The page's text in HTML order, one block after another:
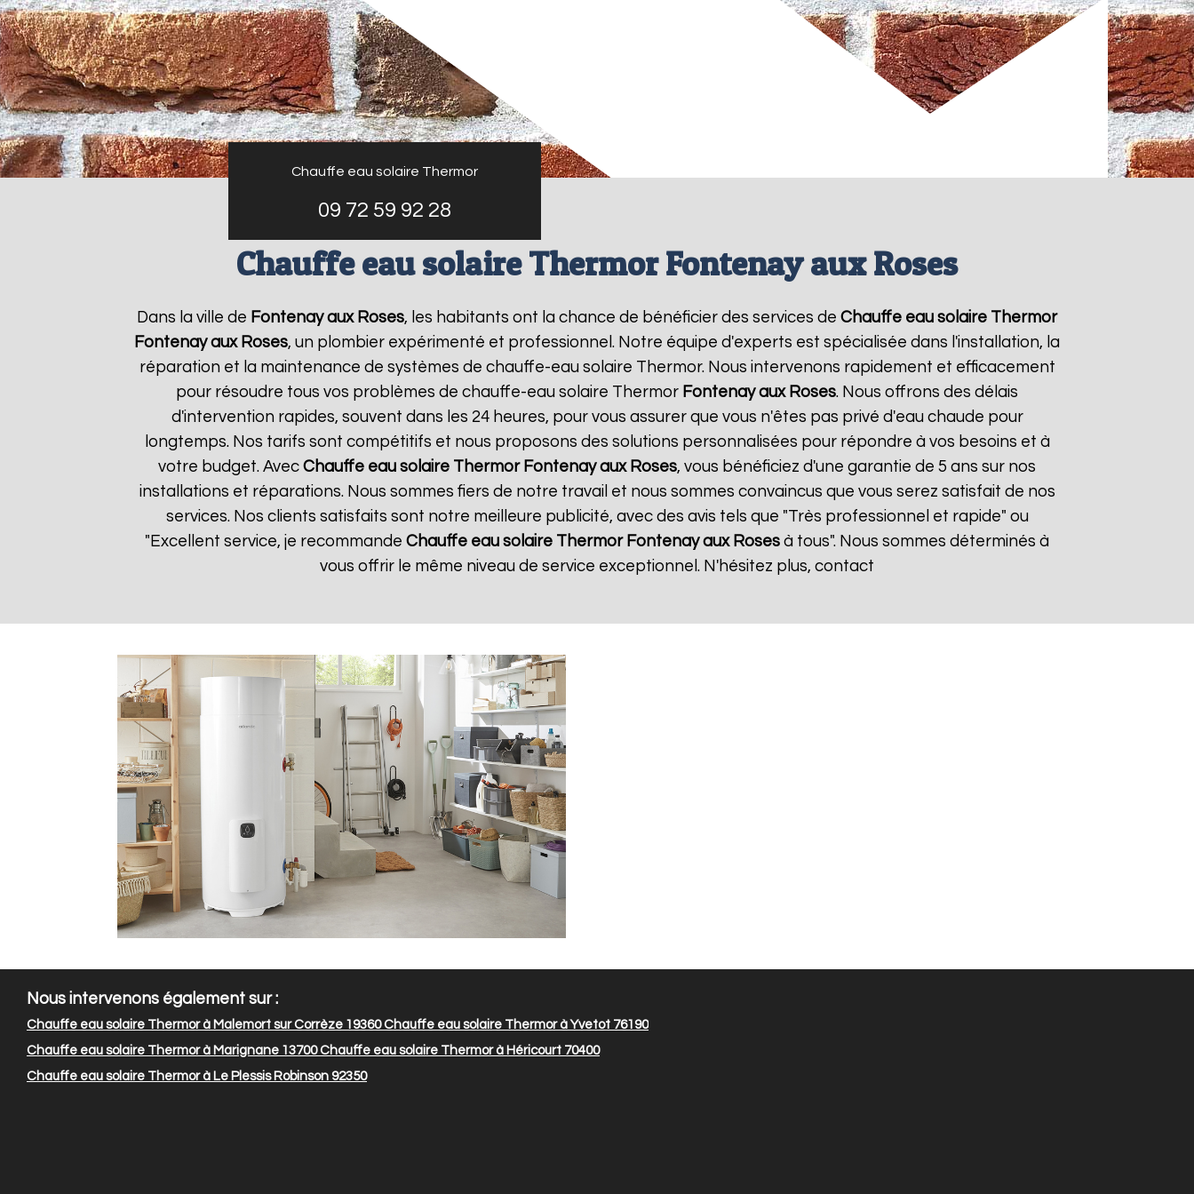
Chauffe eau solaire Thermor
09 72 59 92 28
Chauffe eau solaire Thermor Fontenay aux Roses
Dans la ville de Fontenay aux Roses, les habitants ont la chance de bénéficier des services de Chauffe eau solaire Thermor
Fontenay aux Roses, un plombier expérimenté et professionnel. Notre équipe d'experts est spécialisée dans l'installation, la
réparation et la maintenance de systèmes de chauffe-eau solaire Thermor. Nous intervenons rapidement et efficacement
pour résoudre tous vos problèmes de chauffe-eau solaire Thermor Fontenay aux Roses. Nous offrons des délais
d'intervention rapides, souvent dans les 24 heures, pour vous assurer que vous n'êtes pas privé d'eau chaude pour
longtemps. Nos tarifs sont compétitifs et nous proposons des solutions personnalisées pour répondre à vos besoins et à
votre budget. Avec Chauffe eau solaire Thermor Fontenay aux Roses, vous bénéficiez d'une garantie de 5 ans sur nos
installations et réparations. Nous sommes fiers de notre travail et nous sommes convaincus que vous serez satisfait de nos
services. Nos clients satisfaits sont notre meilleure publicité, avec des avis tels que "Très professionnel et rapide" ou
"Excellent service, je recommande Chauffe eau solaire Thermor Fontenay aux Roses à tous". Nous sommes déterminés à
vous offrir le même niveau de service exceptionnel. N'hésitez plus, contact
Nous intervenons également sur :
Chauffe eau solaire Thermor à Malemort sur Corrèze 19360Chauffe eau solaire Thermor à Yvetot 76190
Chauffe eau solaire Thermor à Marignane 13700Chauffe eau solaire Thermor à Héricourt 70400
Chauffe eau solaire Thermor à Le Plessis Robinson 92350